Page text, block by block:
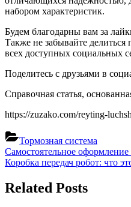
набором характеристик.
Будем благодарны вам за
Также не забывайте
всех доступных социальных
Поделитесь с друзьями в
Справочная статья,
https://zuzako.com/reyting-
Тормозная система
Навигация
по
записям
Previous
Post:
Самостоятельное
Next
Коробка передач робот: что
Related Posts